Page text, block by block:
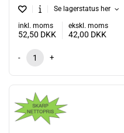
Se lagerstatus her
inkl. moms
52,50 DKK
ekskl. moms
42,00 DKK
- +